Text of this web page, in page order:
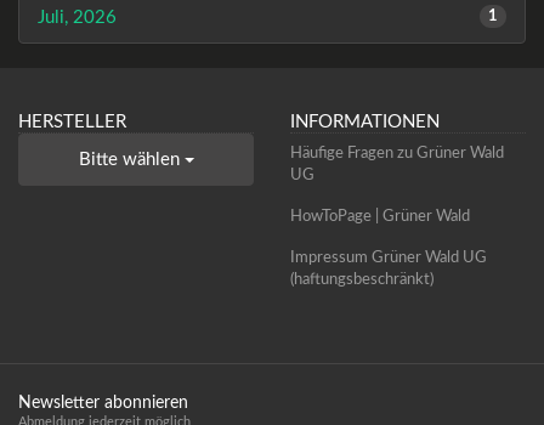
Juli, 2026 1
HERSTELLER
Bitte wählen
INFORMATIONEN
Häufige Fragen zu Grüner Wald
UG
HowToPage | Grüner Wald
Impressum Grüner Wald UG
(haftungsbeschränkt)
Newsletter abonnieren
Abmeldung jederzeit möglich